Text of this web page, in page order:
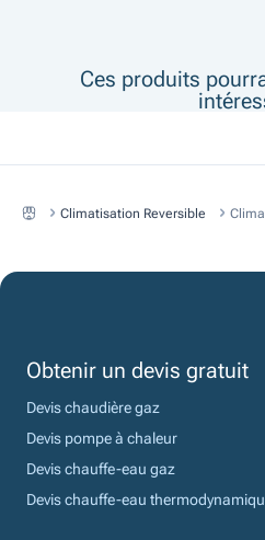
Ces produits
Climatisation Reversible
Obtenir un devis gratuit
Devis chaudière gaz
Devis pompe à chaleur
Devis chauffe-eau gaz
Devis chauffe-eau